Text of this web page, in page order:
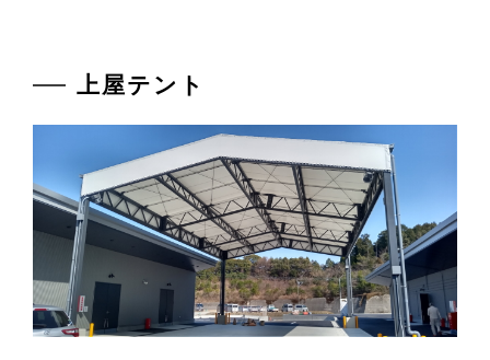
上屋テント